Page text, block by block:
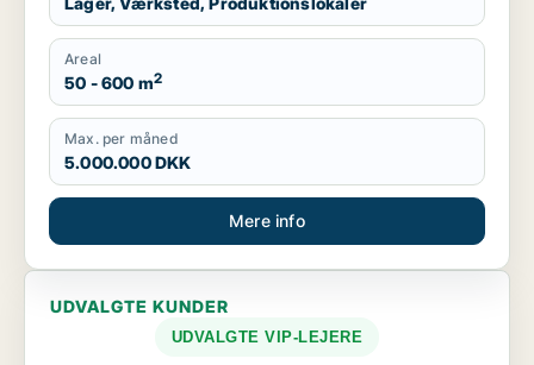
Areal
50 - 600 m2
Max. per måned
5.000.000 DKK
Mere info
UDVALGTE KUNDER
UDVALGTE VIP-LEJERE